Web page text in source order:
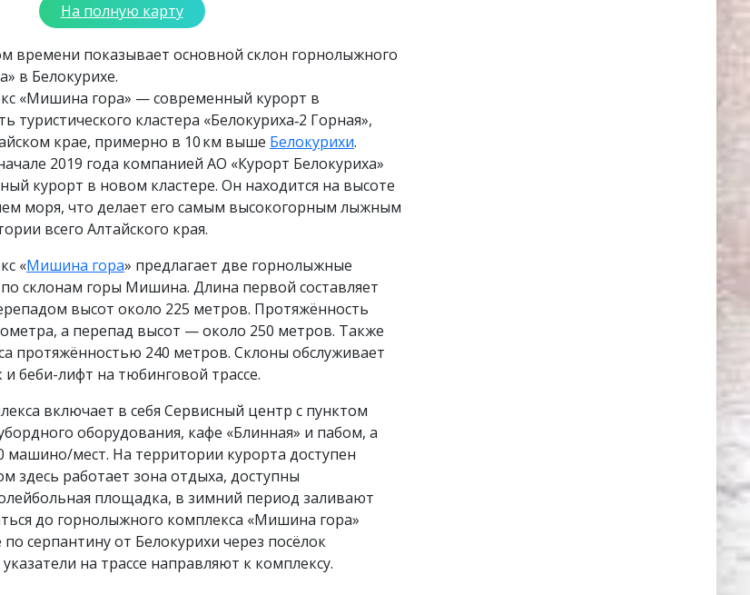
На полную карту
времени показывает основной склон горнолыжного
в Белокурихе.
«Мишина гора» — современный курорт в
туристического кластера «Белокуриха‑2 Горная»,
крае, примерно в 10 км выше Белокурихи.
2019 года компанией АО «Курорт Белокуриха»
курорт в новом кластере. Он находится на высоте
моря, что делает его самым высокогорным лыжным
всего Алтайского края.
«Мишина гора» предлагает две горнолыжные
склонам горы Мишина. Длина первой составляет
высот около 225 метров. Протяжённость
а перепад высот — около 250 метров. Также
протяжённостью 240 метров. Склоны обслуживает
беби-лифт на тюбинговой трассе.
включает в себя Сервисный центр с пунктом
оборудования, кафе «Блинная» и пабом, а
машино/мест. На территории курорта доступен
здесь работает зона отдыха, доступны
площадка, в зимний период заливают
до горнолыжного комплекса «Мишина гора»
серпантину от Белокурихи через посёлок
на трассе направляют к комплексу.